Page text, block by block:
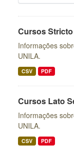
Cursos
Informações
UNILA.
CSV PDF
Cursos Lato
Informações
UNILA.
CSV PDF